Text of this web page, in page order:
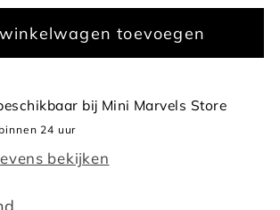
voor
Mushroom
Boys
toevoegen
bij Mini Marvels Store
24 uur
bekijken